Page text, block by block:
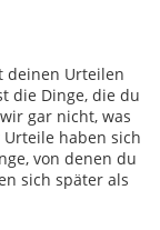
deinen Urteilen
die Dinge, die du
gar nicht, was
haben sich
von denen du
sich später als